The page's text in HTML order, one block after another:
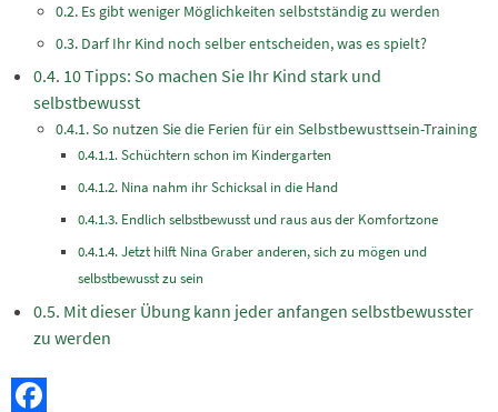
Es gibt weniger Möglichkeiten selbstständig zu werden
Darf Ihr Kind noch selber entscheiden, was es spielt?
10 Tipps: So machen Sie Ihr Kind stark und
selbstbewusst
So nutzen Sie die Ferien für ein Selbstbewusttsein-Training
Schüchtern schon im Kindergarten
Nina nahm ihr Schicksal in die Hand
Endlich selbstbewusst und raus aus der Komfortzone
Jetzt hilft Nina Graber anderen, sich zu mögen und
selbstbewusst zu sein
Mit dieser Übung kann jeder anfangen selbstbewusster
zu werden